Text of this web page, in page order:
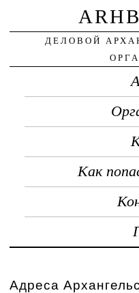
ДЕЛОВОЙ
Как
Адреса